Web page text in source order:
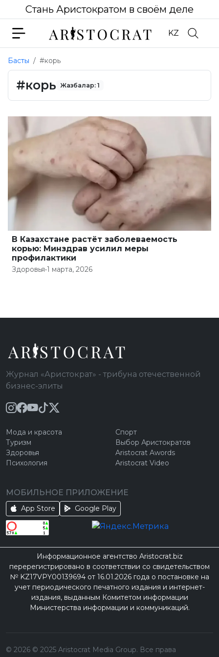
Стань Аристократом в своём деле
KZ
Басты #корь
#корь Жазбалар: 1
В Казахстане растёт заболеваемость
корью: Минздрав усилил меры
профилактики
Здоровья•1 марта, 2026
Журнал «Аристократ» - трибуна отечественной
бизнес-элиты
Мода и красота
Туризм
Здоровья
Психология
Спорт
Выбор Аристократов
Aristocrat Awords
Aristocrat Video
МОБИЛЬНОЕ ПРИЛОЖЕНИЕ
App Store Google Play
Информационное агентство Aristocrat.biz
перерегистрировано в соответствии со свидетельством
№ KZ17VPY00139694 от 16.01.2026 года о постановке на
учет периодического печатного издания и интернет-
издания, выданным Комитетом информации
Министерства информации и коммуникаций.
© 2026 © 2025 Aristocrat Media Group. Все права